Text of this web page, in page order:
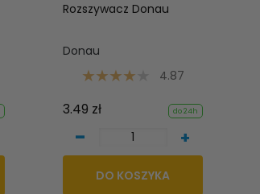
Rozszywacz Donau
Donau
4.87
3.49 zł do 24h
- +
DO KOSZYKA